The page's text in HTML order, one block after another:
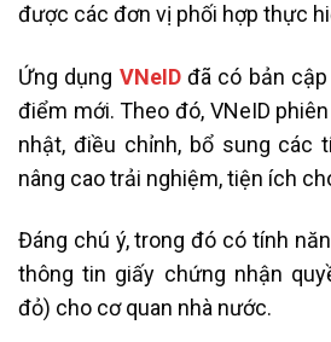
được các đơn vị phối hợp thực
Ứng dụng VNeID đã có bản
điểm mới. Theo đó, VNeID
nhật, điều chỉnh, bổ sung các
nâng cao trải nghiệm, tiện ích
Đáng chú ý, trong đó có tính
thông tin giấy chứng nhận
đỏ) cho cơ quan nhà nước.